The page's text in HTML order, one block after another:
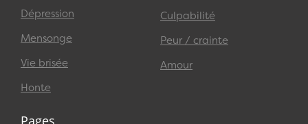
Dépression
Mensonge
Vie brisée
Honte
Culpabilité
Peur / crainte
Amour
Pages